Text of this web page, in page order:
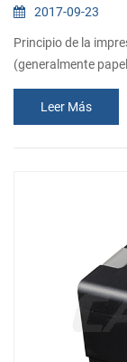
2017-09-23
Principio de la
(generalmente
transparente se
de la película se
forma por la
película. Este la
Leer Más